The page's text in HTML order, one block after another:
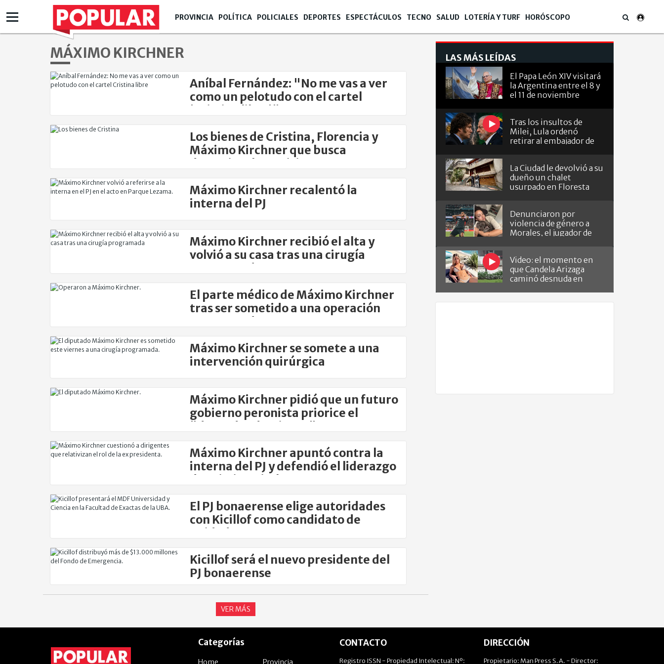
PROVINCIA POLÍTICA POLICIALES DEPORTES ESPECTÁCULOS TECNO SALUD LOTERÍA Y TURF HORÓSCOPO
MÁXIMO KIRCHNER
Aníbal Fernández: "No me vas a ver
como un pelotudo con el cartel
'Cristina libre'"
Los bienes de Cristina, Florencia y
Máximo Kirchner que busca
decomisar la Justicia
Máximo Kirchner recalentó la
interna del PJ
Máximo Kirchner recibió el alta y
volvió a su casa tras una cirugía
programada
El parte médico de Máximo Kirchner
tras ser sometido a una operación
programada
Máximo Kirchner se somete a una
intervención quirúrgica
Máximo Kirchner pidió que un futuro
gobierno peronista priorice el
"desendeudamiento"
Máximo Kirchner apuntó contra la
interna del PJ y defendió el liderazgo
de Cristina Kirchner
El PJ bonaerense elige autoridades
con Kicillof como candidato de
unidad
Kicillof será el nuevo presidente del
PJ bonaerense
VER MÁS
LAS MÁS LEÍDAS
El Papa León XIV visitará
la Argentina entre el 8 y
el 11 de noviembre
Tras los insultos de
Milei, Lula ordenó
retirar al embajador de
La Ciudad le devolvió a su
dueño un chalet
usurpado en Floresta
Denunciaron por
violencia de género a
Morales, el jugador de
Video: el momento en
que Candela Arizaga
caminó desnuda en
Categorías
Home Provincia
CONTACTO
Registro ISSN - Propiedad Intelectual: Nº:
DIRECCIÓN
Propietario: Man Press S.A. - Director: